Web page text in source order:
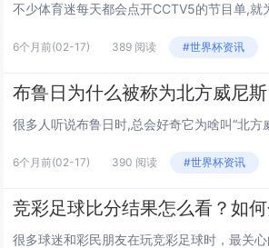
6个月前(02-17) 389 阅读 #世界杯资讯
6个月前(02-17) 390 阅读 #世界杯资讯